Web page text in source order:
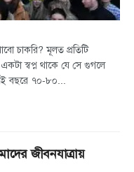
চাকরি? মূলত প্রতিটি
স্বপ্ন থাকে যে সে গুগলে
বছরে ৭০-৮০...
জীবনযাত্রায়